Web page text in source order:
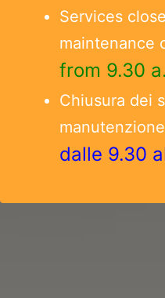
Services
maintenance
from 9.30
Chiusura dei
dalle 9.30